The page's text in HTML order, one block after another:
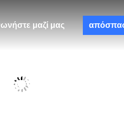
μαζί μας